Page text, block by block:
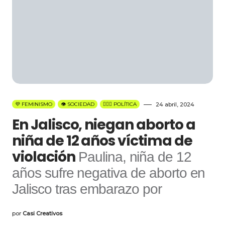
💜 FEMINISMO 👁️ SOCIEDAD 👩🏻‍⚖️ POLÍTICA 24 abril, 2024
En Jalisco, niegan aborto a
niña de 12 años víctima de
violación Paulina, niña de 12
años sufre negativa de aborto en
Jalisco tras embarazo por
por Casi Creativos